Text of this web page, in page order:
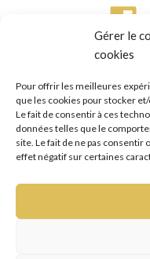
Gérer le
cookies
Pour offrir les meilleures
que les cookies pour stocker
Le fait de consentir à ces
données telles que le
site. Le fait de ne pas
effet négatif sur certaines
Paiement
Carte bancaire,